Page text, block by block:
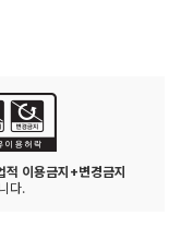
이용금지+변경금지
다.